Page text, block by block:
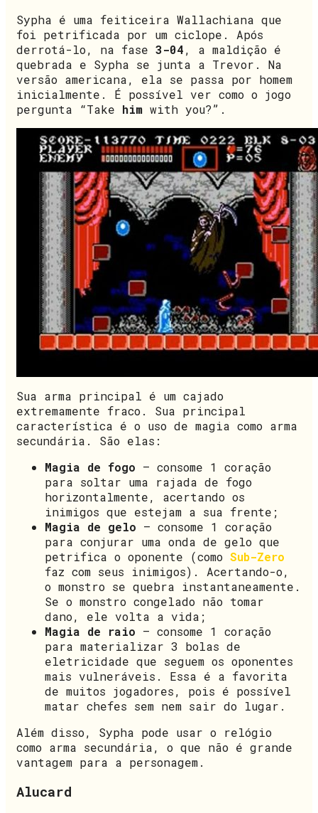
Sypha é uma feiticeira Wallachiana que
foi petrificada por um ciclope. Após
derrotá-lo, na fase 3-04, a maldição é
quebrada e Sypha se junta a Trevor. Na
versão americana, ela se passa por homem
inicialmente. É possível ver como o jogo
pergunta “Take him with you?”.
Sua arma principal é um cajado
extremamente fraco. Sua principal
característica é o uso de magia como arma
secundária. São elas:
Magia de fogo – consome 1 coração
para soltar uma rajada de fogo
horizontalmente, acertando os
inimigos que estejam a sua frente;
Magia de gelo – consome 1 coração
para conjurar uma onda de gelo que
petrifica o oponente (como Sub-Zero
faz com seus inimigos). Acertando-o,
o monstro se quebra instantaneamente.
Se o monstro congelado não tomar
dano, ele volta a vida;
Magia de raio – consome 1 coração
para materializar 3 bolas de
eletricidade que seguem os oponentes
mais vulneráveis. Essa é a favorita
de muitos jogadores, pois é possível
matar chefes sem nem sair do lugar.
Além disso, Sypha pode usar o relógio
como arma secundária, o que não é grande
vantagem para a personagem.
Alucard